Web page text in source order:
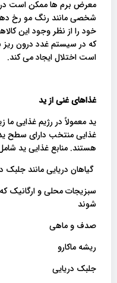
شخصی مانند رنگ مو رخ
خود را از نظر وجود این
که در سیستم غدد درون
است اختلال ایجاد می کند.
‌‌غذاهای غنی از ید
ید معمولاً در رژیم غذایی
غذایی منتخب دارای سطح
هستند. منابع غذایی ید
گیاهان دریایی مانند جلبک
سبزیجات محلی و ارگانیک
شوند
صدف و ماهی
ریشه ماکارو
جلبک دریایی